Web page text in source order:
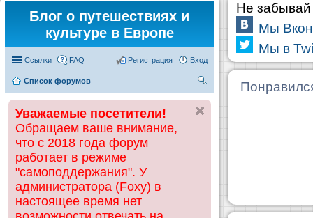
Блог о путешествиях и
культуре в Европе
Ссылки FAQ Вход
Регистрация
Список форумов
ск
Уважаемые посетители!
Обращаем ваше внимание,
что с 2018 года форум
работает в режиме
"самоподдержания". У
администратора (Foxy) в
настоящее время нет
Не забывай
Мы
Мы в